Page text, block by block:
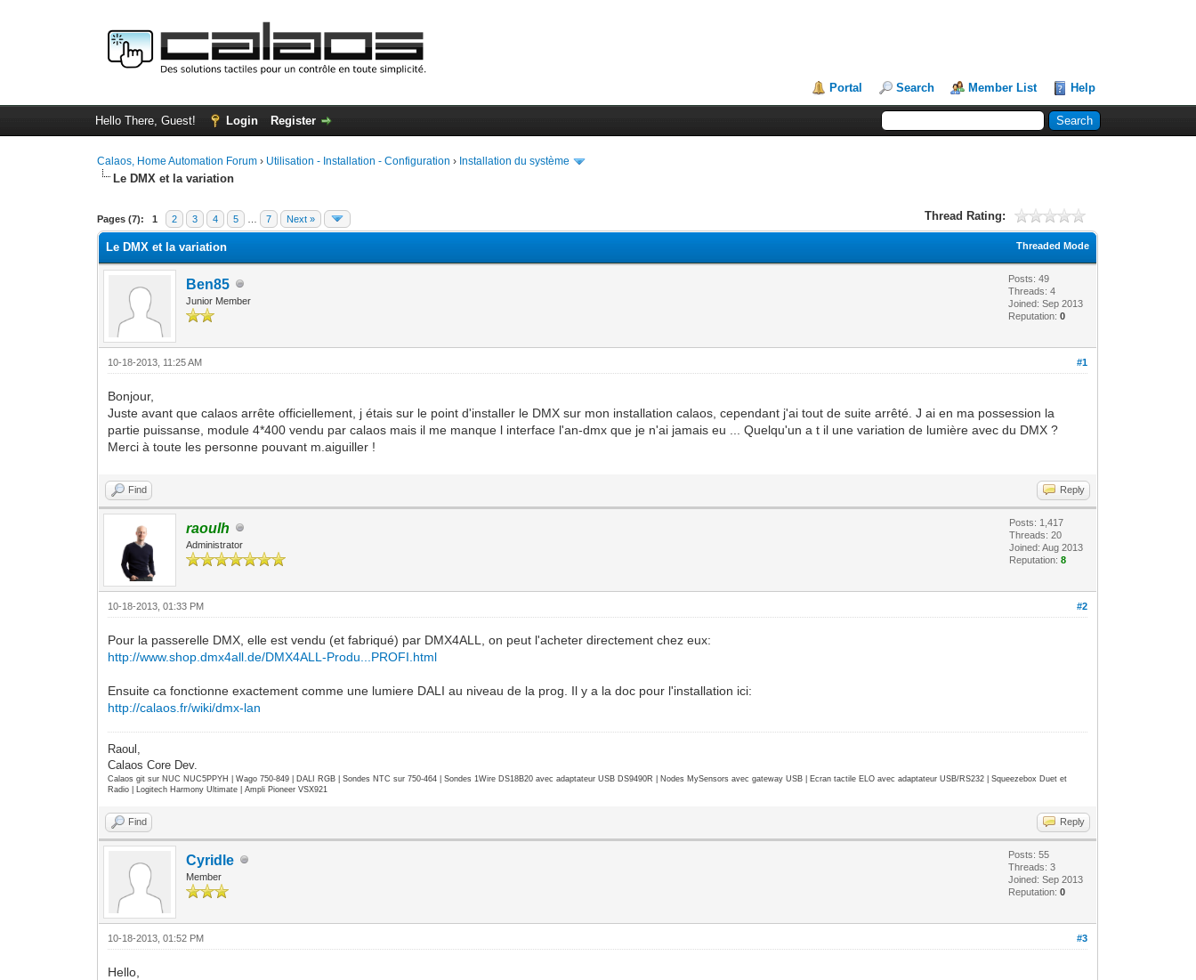
Portal Search Member List Help
Hello There, Guest! Login Register
Calaos, Home Automation Forum › Utilisation - Installation - Configuration › Installation du système
Le DMX et la variation
Pages (7): 1 2 3 4 5 7 Next » Thread Rating:
0 Vote(s) - 0 Average
1
2
3
4
5
Threaded Mode
Le DMX et la variation
Ben85
Junior Member
Posts: 49
Threads: 4
Joined: Sep 2013
Reputation:0
#1
10-18-2013, 11:25 AM
Bonjour,
Juste avant que calaos arrête officiellement, j étais sur le point d'installer le DMX sur mon installation calaos, cependant j'ai tout de suite arrêté. J ai en ma possession la
partie puissanse, module 4*400 vendu par calaos mais il me manque l interface l'an-dmx que je n'ai jamais eu ... Quelqu'un a t il une variation de lumière avec du DMX ?
Merci à toute les personne pouvant m.aiguiller !
Find Reply
raoulh
Administrator
Posts: 1,417
Threads: 20
Joined: Aug 2013
Reputation:8
#2
10-18-2013, 01:33 PM
Pour la passerelle DMX, elle est vendu (et fabriqué) par DMX4ALL, on peut l'acheter directement chez eux:
http://www.shop.dmx4all.de/DMX4ALL-Produ...PROFI.html
Ensuite ca fonctionne exactement comme une lumiere DALI au niveau de la prog. Il y a la doc pour l'installation ici:
http://calaos.fr/wiki/dmx-lan
Raoul,
Calaos Core Dev.
Calaos git sur NUC NUC5PPYH | Wago 750-849 | DALI RGB | Sondes NTC sur 750-464 | Sondes 1Wire DS18B20 avec adaptateur USB DS9490R | Nodes MySensors avec gateway USB | Ecran tactile ELO avec adaptateur USB/RS232 | Squeezebox Duet et
Radio | Logitech Harmony Ultimate | Ampli Pioneer VSX921
Find Reply
Cyridle
Member
Posts: 55
Threads: 3
Joined: Sep 2013
Reputation:0
#3
10-18-2013, 01:52 PM
Hello,